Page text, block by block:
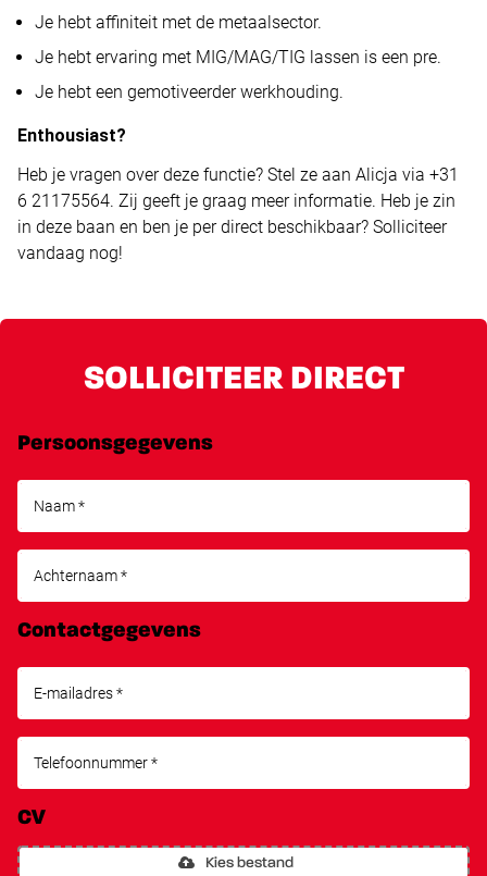
Je hebt affiniteit met de metaalsector.
Je hebt ervaring met MIG/MAG/TIG lassen is een pre.
Je hebt een gemotiveerder werkhouding.
Enthousiast?
Heb je vragen over deze functie? Stel ze aan Alicja via +31
6 21175564. Zij geeft je graag meer informatie. Heb je zin
in deze baan en ben je per direct beschikbaar? Solliciteer
vandaag nog!
SOLLICITEER DIRECT
Persoonsgegevens
Contactgegevens
CV
Kies bestand